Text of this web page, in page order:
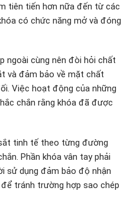
tiên tiến hơn nữa đến từ các
có chức năng mở và đóng
ngoài cùng nên đòi hỏi chất
và đảm bảo về mặt chất
Việc hoạt động của những
chắn rằng khóa đã được
tinh tế theo từng đường
Phần khóa vân tay phải
sử dụng đảm bảo độ nhận
tránh trường hợp sao chép